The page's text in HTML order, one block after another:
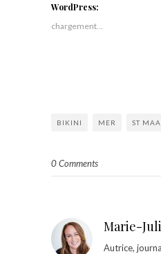
WordPress:
chargement…
BIKINI MER ST
0 Comments
Marie-
Autrice,